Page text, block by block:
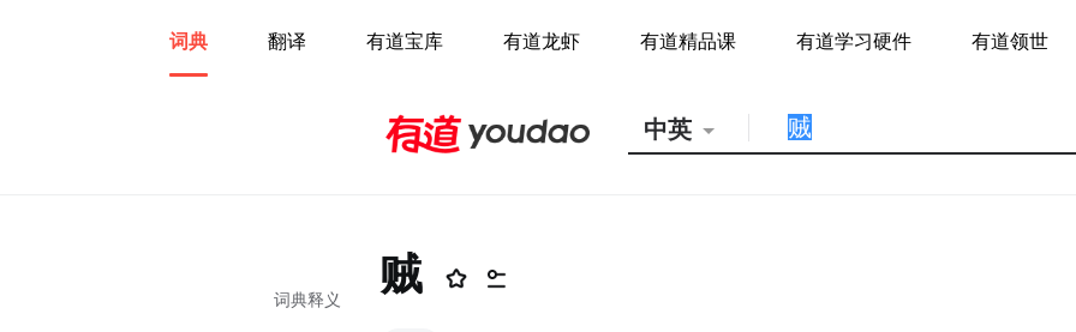
词典 翻译 有道宝库 有道龙虾 有道精品课 有道学习硬件 有道领世
中英
词典释义
贼